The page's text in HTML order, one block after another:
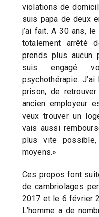
violations de
suis papa de deux
j’ai fait. A 30 ans,
totalement arrêté
prends plus
suis engagé
psychothérapie.
prison, de
ancien employeur
veux trouver un
vais aussi
plus vite
moyens.»
Ces propos font
de cambriolages
2017 et le 6 février
L’homme a de